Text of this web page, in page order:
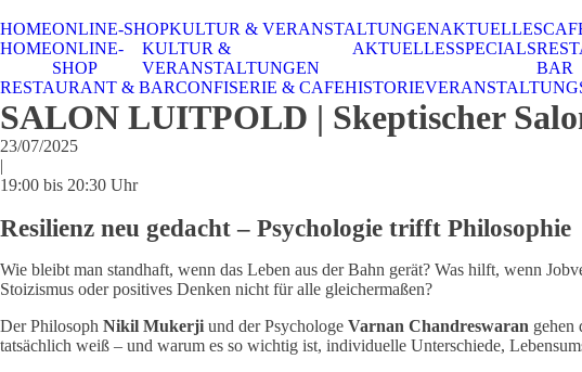
HOMEONLINE-SHOPKULTUR & VERANSTALTUNGENAKTUELLES
HOMEONLINE-
SHOP
KULTUR &
VERANSTALTUNGEN
AKTUELLESSPECIALS
BAR
RESTAURANT & BARCONFISERIE & CAFEHISTORIE
SALON LUITPOLD | Skeptischer
23/07/2025
|
19:00 bis 20:30 Uhr
Resilienz neu gedacht – Psychologie trifft Philosophie
Wie bleibt man standhaft, wenn das Leben aus der Bahn gerät? Was hilft, wenn
Stoizismus oder positives Denken nicht für alle gleichermaßen?
Der Philosoph Nikil Mukerji und der Psychologe Varnan Chandreswaran gehen
tatsächlich weiß – und warum es so wichtig ist, individuelle Unterschiede,